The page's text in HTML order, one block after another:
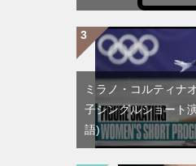
ミラノ・コルティ
子シングルショート
語)